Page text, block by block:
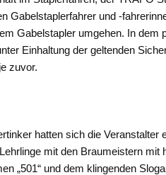
Gabelstaplerfahrer und -
Gabelstapler umgehen. In
Einhaltung der geltenden
zuvor.
hatten sich die
mit den Braumeistern
„501“ und dem klingenden